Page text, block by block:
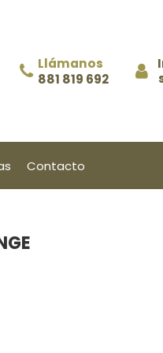
Llámanos
881 819 692
Contacto